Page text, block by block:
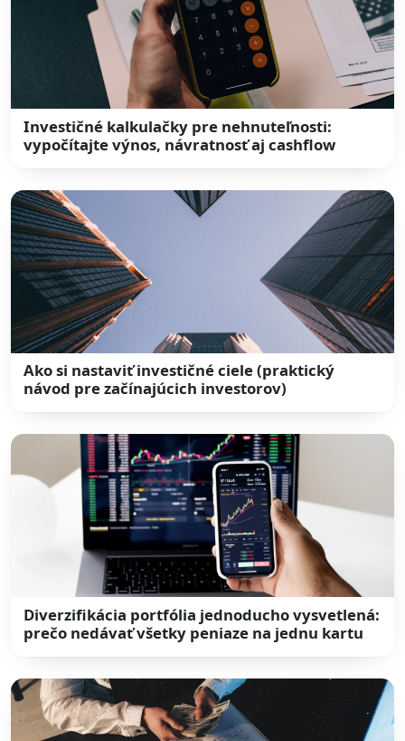
Investičné kalkulačky pre nehnuteľnosti:
vypočítajte výnos, návratnosť aj cashflow
Ako si nastaviť investičné ciele (praktický
návod pre začínajúcich investorov)
Diverzifikácia portfólia jednoducho vysvetlená:
prečo nedávať všetky peniaze na jednu kartu